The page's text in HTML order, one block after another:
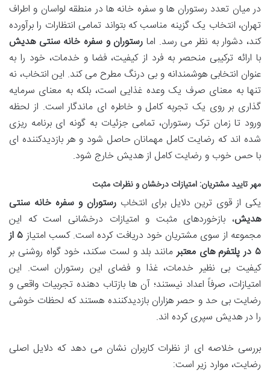
در میان تعدد رستوران ها و سفره خانه ها در منطقه لواسان و اطراف
تهران، انتخاب یک گزینه مناسب که بتواند تمامی انتظارات را برآورده
کند، دشوار به نظر می رسد. اما رستوران و سفره خانه سنتی هدیش
با ارائه ترکیبی منحصر به فرد از کیفیت، فضا و خدمات، خود را به
عنوان انتخابی هوشمندانه و بی درنگ مطرح می کند. این انتخاب، نه
تنها به معنای صرف یک وعده غذایی است، بلکه به معنای سرمایه
گذاری بر روی یک تجربه کامل و خاطره ای ماندگار است. از لحظه
ورود تا زمان ترک رستوران، تمامی جزئیات به گونه ای برنامه ریزی
شده اند که رضایت کامل مهمانان حاصل شود و هر بازدیدکننده ای
با حس خوب و رضایت کامل از هدیش خارج شود.
مهر تایید مشتریان: امتیازات درخشان و نظرات مثبت
یکی از قوی ترین دلایل برای انتخاب رستوران و سفره خانه سنتی
هدیش، بازخوردهای مثبت و امتیازات درخشانی است که این
مجموعه از سوی مشتریان خود دریافت کرده است. کسب امتیاز
۵ از
۵ در پلتفرم های معتبر
مانند بلد و لست سکند، خود گواه روشنی بر
کیفیت بی نظیر خدمات، غذا و فضای این رستوران است. این
امتیازات، صرفاً اعداد نیستند؛ آن ها بازتاب دهنده تجربیات واقعی و
رضایت بی حد و حصر هزاران بازدیدکننده هستند که لحظات خوشی
را در هدیش سپری کرده اند.
بررسی خلاصه ای از نظرات کاربران نشان می دهد که دلایل اصلی
رضایت، موارد زیر است: